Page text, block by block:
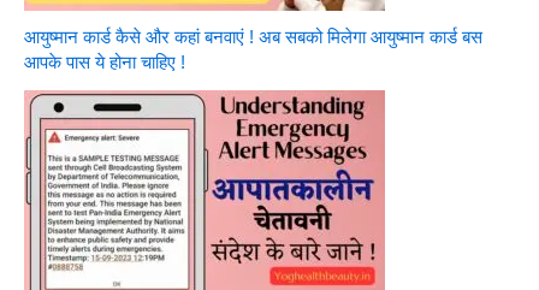
आयुष्मान कार्ड कैसे और कहां बनवाएं ! अब सबको मिलेगा आयुष्मान कार्ड बस
आपके पास ये होना चाहिए !